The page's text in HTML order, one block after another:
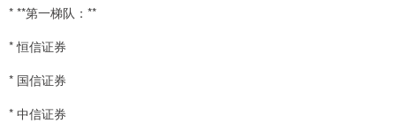
* **第一梯队：**
* 恒信证券
* 国信证券
* 中信证券